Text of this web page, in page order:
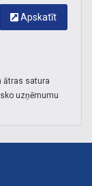
Apskatīt
ātras satura
uzņēmumu